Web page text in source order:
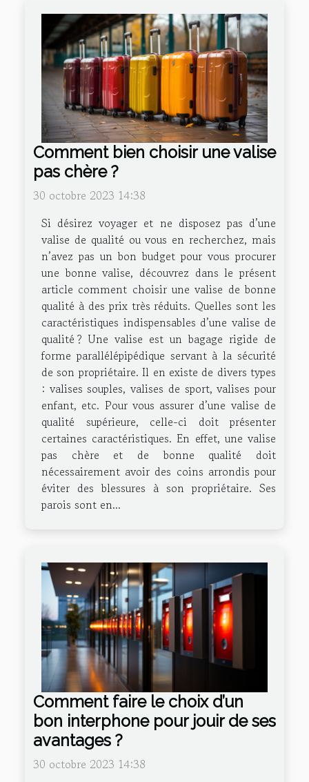
Comment bien choisir une valise
pas chère ?
30 octobre 2023 14:38
Si désirez voyager et ne disposez pas d’une
valise de qualité ou vous en recherchez, mais
n’avez pas un bon budget pour vous procurer
une bonne valise, découvrez dans le présent
article comment choisir une valise de bonne
qualité à des prix très réduits. Quelles sont les
caractéristiques indispensables d’une valise de
qualité ? Une valise est un bagage rigide de
forme parallélépipédique servant à la sécurité
de son propriétaire. Il en existe de divers types
: valises souples, valises de sport, valises pour
enfant, etc. Pour vous assurer d’une valise de
qualité supérieure, celle-ci doit présenter
certaines caractéristiques. En effet, une valise
pas chère et de bonne qualité doit
nécessairement avoir des coins arrondis pour
éviter des blessures à son propriétaire. Ses
parois sont en...
Comment faire le choix d’un
bon interphone pour jouir de ses
avantages ?
30 octobre 2023 14:38